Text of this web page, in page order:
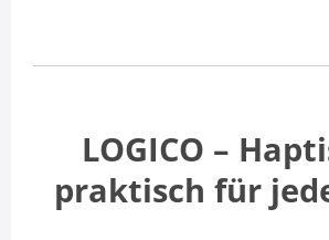
LOGICO –
praktisch für